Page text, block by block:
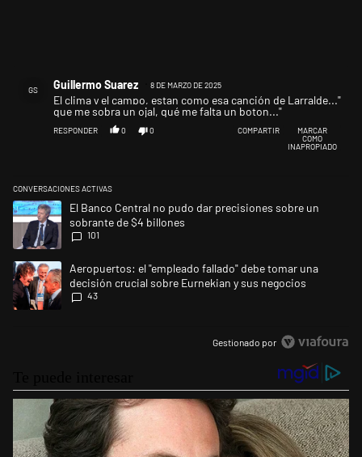
GS Guillermo Suarez 8 DE MARZO DE 2025
El clima y el campo, estan como esa canción de Larralde..."
que me sobra un ojal, qué me falta un boton..."
RESPONDER 0 0 COMPARTIR
MARCAR
COMO
INAPROPIADO
CONVERSACIONES ACTIVAS
Este listado muestra los artículos con más comentarios en los últimos
Un artículo de tendencia con el título "El Banco Central no pudo dar
El Banco Central no pudo dar precisiones sobre un
sobrante de $4 billones
101
Un artículo de tendencia con el título "Aeropuertos: el "empleado
Aeropuertos: el "empleado fallado" debe tomar una
decisión crucial sobre Eurnekian y sus negocios
43
Gestionado por